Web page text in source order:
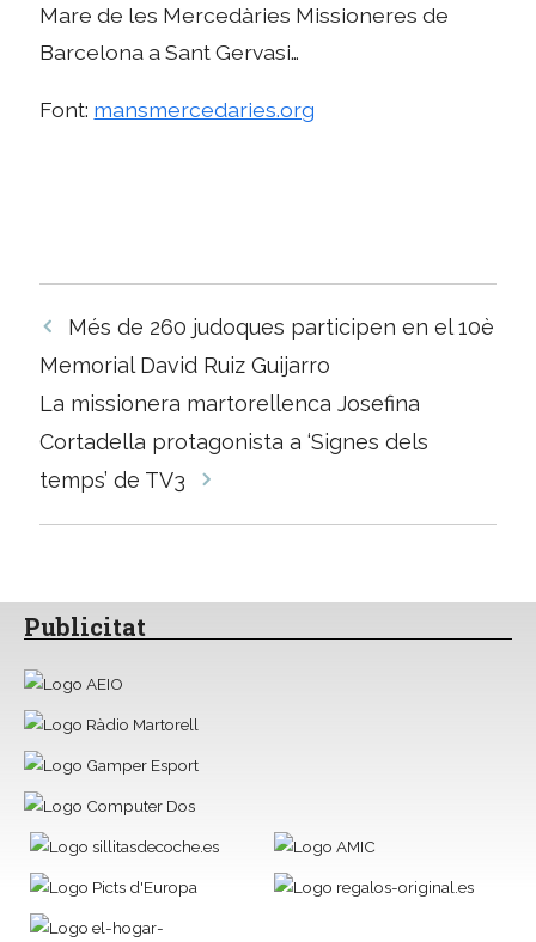
Mare de les Mercedàries Missioneres de
Barcelona a Sant Gervasi…
Font: mansmercedaries.org
Navegació
per
Més de 260 judoques participen en el 10è
Memorial David Ruiz Guijarro
La missionera martorellenca Josefina
Cortadella protagonista a ‘Signes dels
temps’ de TV3
Publicitat